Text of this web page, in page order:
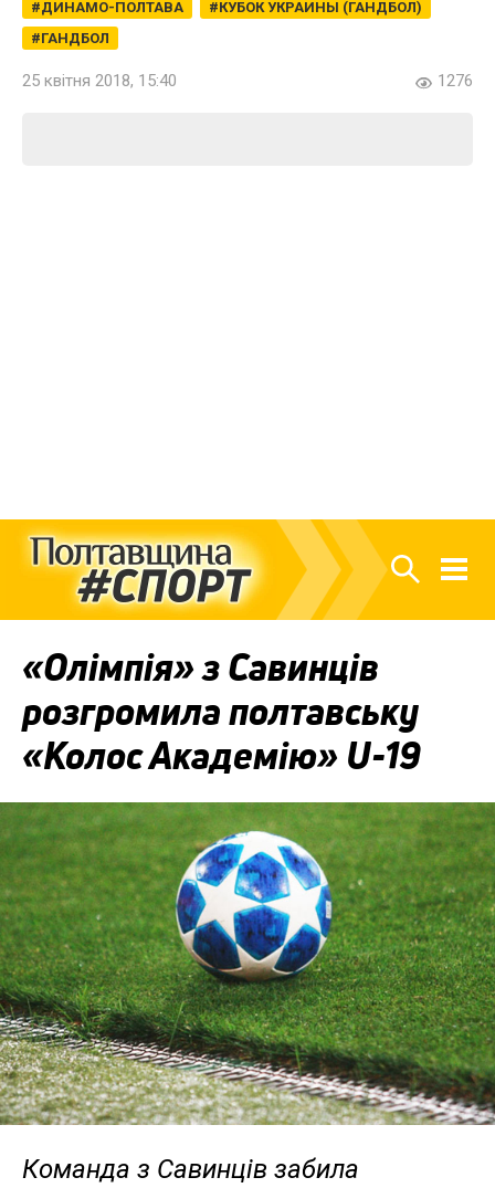
ДИНАМО-ПОЛТАВА
КУБОК УКРАИНЫ (ГАНДБОЛ)
ГАНДБОЛ
25 квітня 2018, 15:40 1276
«Олімпія» з Савинців
розгромила полтавську
«Колос Академію» U-19
Команда з Савинців забила